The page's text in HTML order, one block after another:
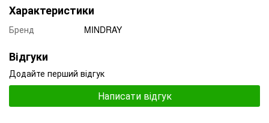
Характеристики
Бренд MINDRAY
Відгуки
Додайте перший відгук
Написати відгук